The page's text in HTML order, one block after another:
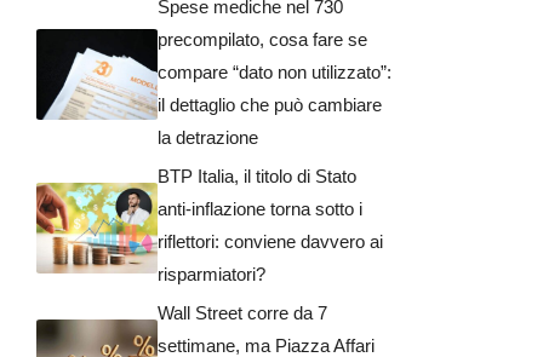
Spese mediche nel 730
precompilato, cosa fare se
compare “dato non utilizzato”:
il dettaglio che può cambiare
la detrazione
BTP Italia, il titolo di Stato
anti-inflazione torna sotto i
riflettori: conviene davvero ai
risparmiatori?
Wall Street corre da 7
settimane, ma Piazza Affari